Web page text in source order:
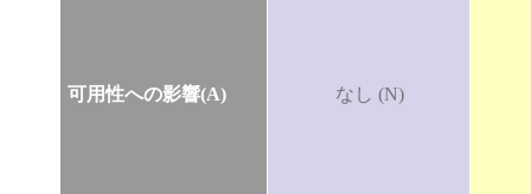
可用性への影響(A) なし (N)